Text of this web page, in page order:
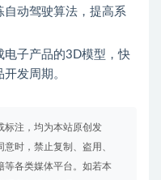
自动驾驶算法，提高系
电子产品的3D模型，快
发周期。
标注，均为本站原创发
时，禁止复制、盗用、
等各类媒体平台。如若本